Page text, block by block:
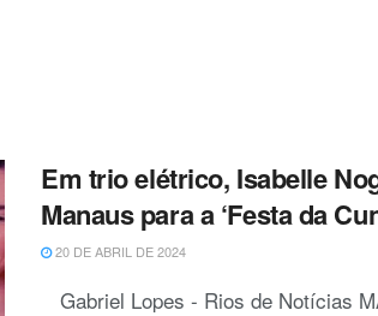
Em trio elétrico, Isabelle
Manaus para a ‘Festa da
20 DE ABRIL DE 2024
Gabriel Lopes - Rios de Notícias